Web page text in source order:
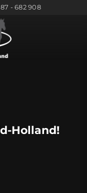
- 682 908
Holland!